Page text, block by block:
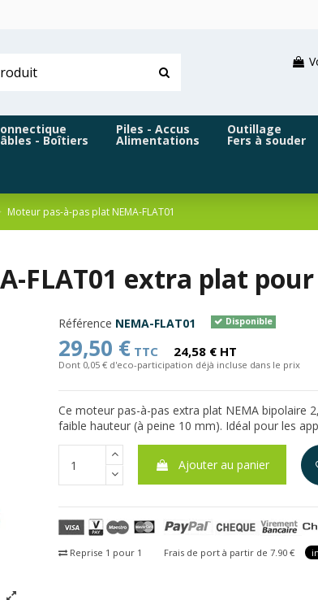
- Boîtiers
Piles - Accus
Alimentations
Outillage
Fers à souder
Moteur pas-à-pas plat NEMA-FLAT01
FLAT01 extra plat
Référence NEMA-FLAT01 Disponible
29,50 € TTC 24,58 € HT
Dont 0,05 € d'eco-participation déjà incluse dans le prix
Ce moteur pas-à-pas extra plat NEMA bipolaire
faible hauteur (à peine 10 mm). Idéal pour les
Ajouter au panier
Reprise 1 pour 1 Frais de port à partir de 7.90 €